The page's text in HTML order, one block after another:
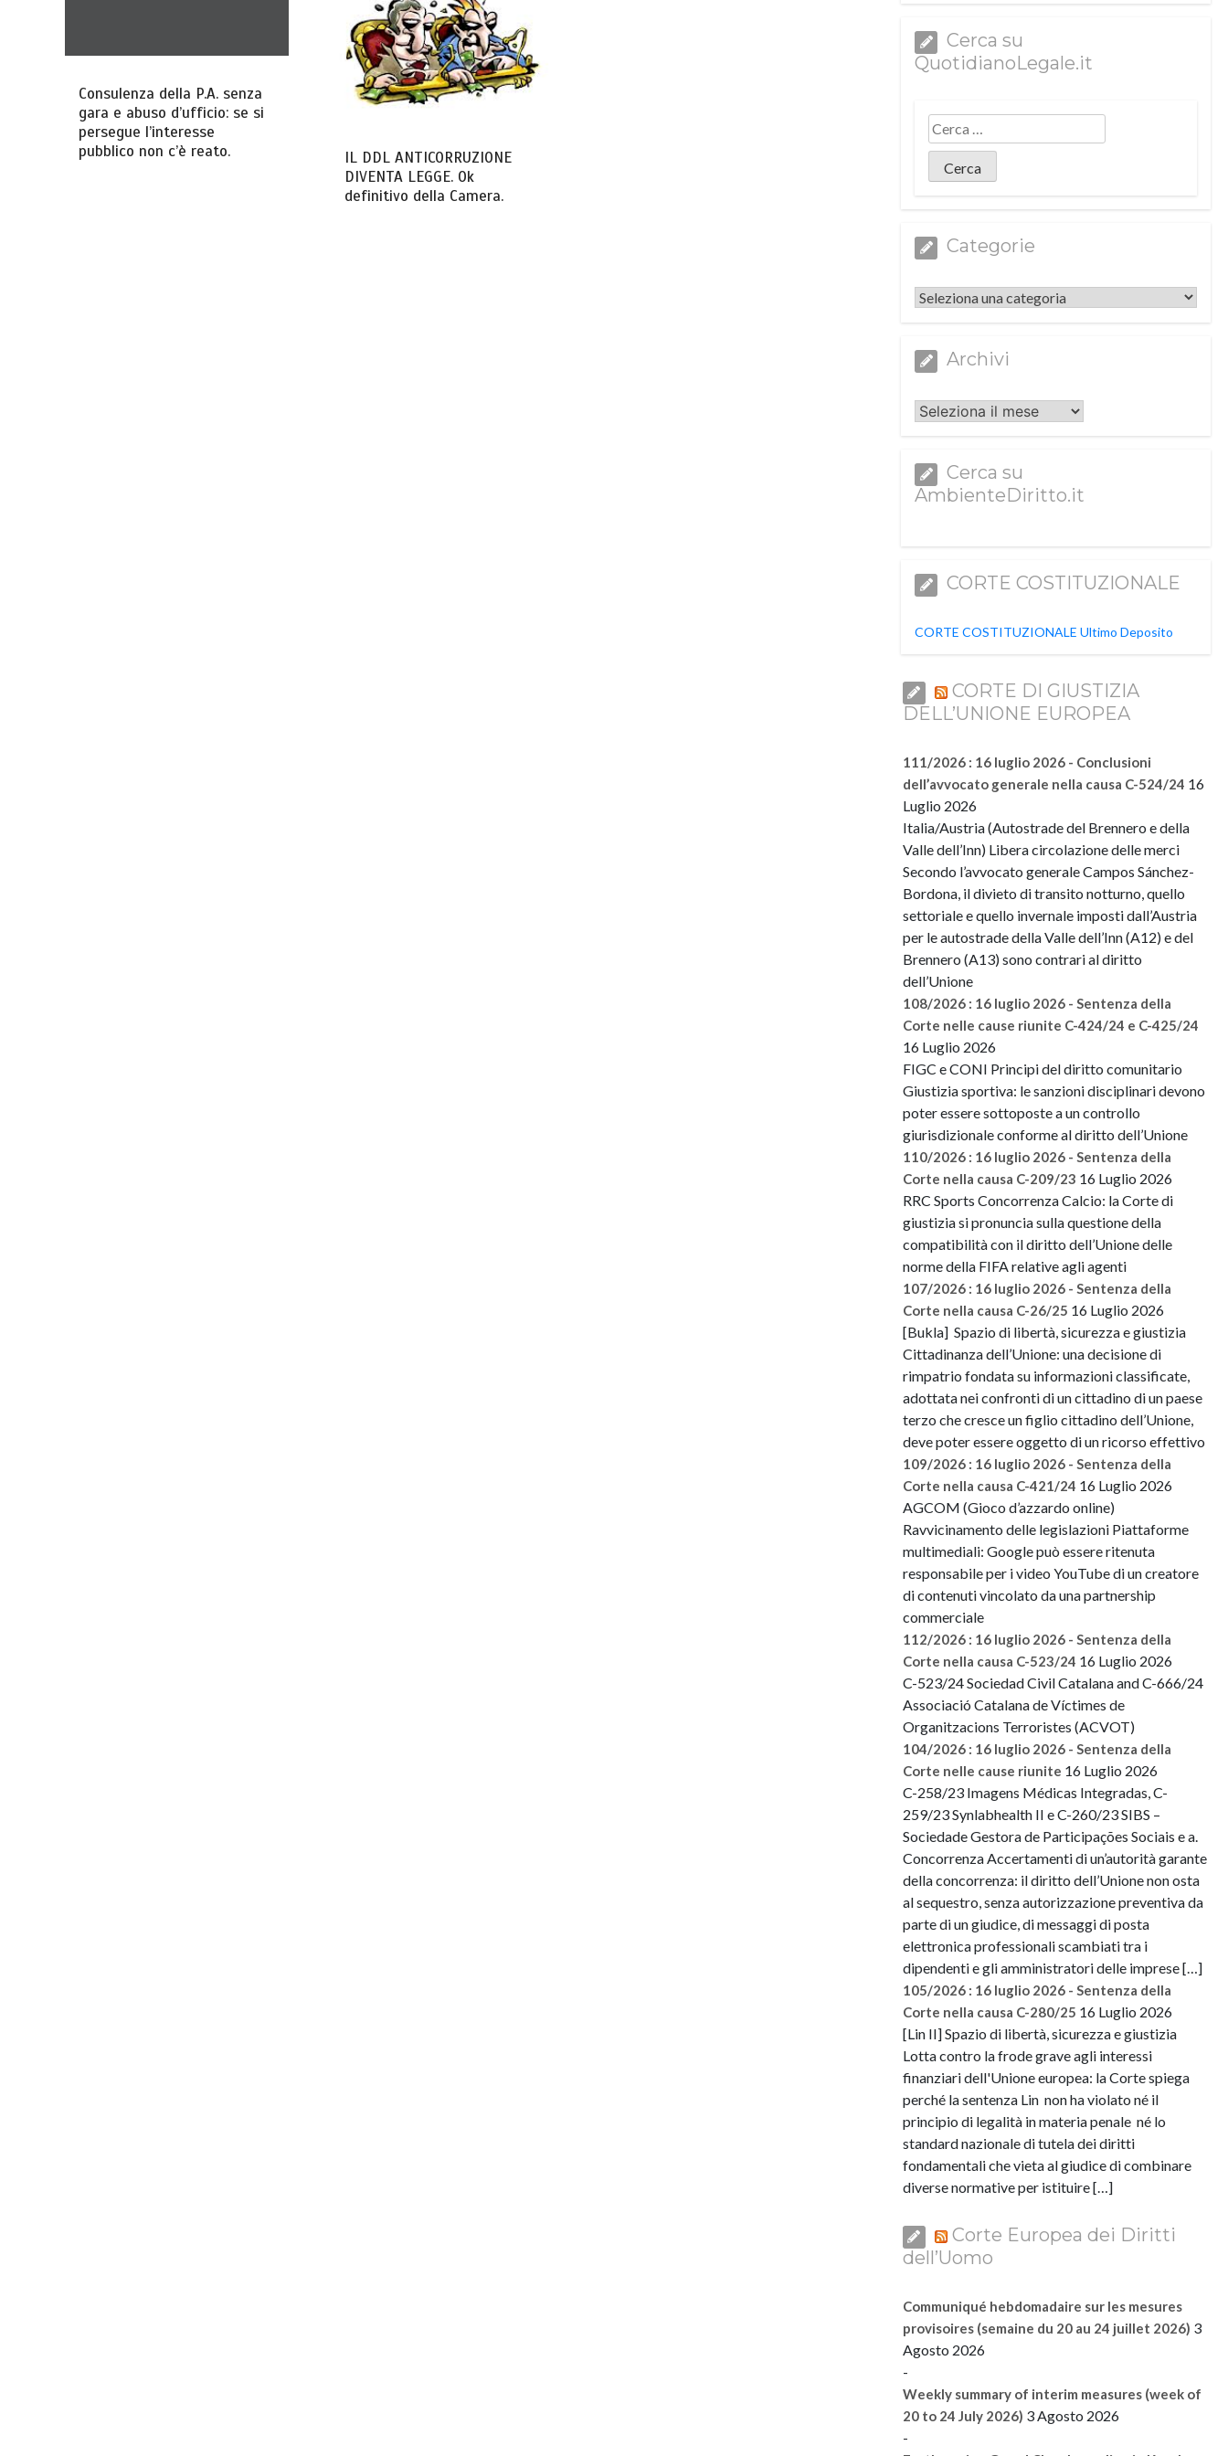
Consulenza della P.A. senza
gara e abuso d’ufficio: se si
persegue l’interesse
pubblico non c’è reato.
IL DDL ANTICORRUZIONE
DIVENTA LEGGE. Ok
definitivo della Camera.
Cerca su
QuotidianoLegale.it
Categorie
Categorie
Archivi
Archivi
Cerca su
AmbienteDiritto.it
CORTE COSTITUZIONALE
CORTE COSTITUZIONALE Ultimo Deposito
CORTE DI GIUSTIZIA
DELL’UNIONE EUROPEA
111/2026 : 16 luglio 2026 - Conclusioni
dell’avvocato generale nella causa C-524/24 16
Luglio 2026
Italia/Austria (Autostrade del Brennero e della
Valle dell’Inn) Libera circolazione delle merci
Secondo l’avvocato generale Campos Sánchez-
Bordona, il divieto di transito notturno, quello
settoriale e quello invernale imposti dall’Austria
per le autostrade della Valle dell’Inn (A12) e del
Brennero (A13) sono contrari al diritto
dell’Unione
108/2026 : 16 luglio 2026 - Sentenza della
Corte nelle cause riunite C-424/24 e C-425/24
16 Luglio 2026
FIGC e CONI Principi del diritto comunitario
Giustizia sportiva: le sanzioni disciplinari devono
poter essere sottoposte a un controllo
giurisdizionale conforme al diritto dell’Unione
110/2026 : 16 luglio 2026 - Sentenza della
Corte nella causa C-209/23 16 Luglio 2026
RRC Sports Concorrenza Calcio: la Corte di
giustizia si pronuncia sulla questione della
compatibilità con il diritto dell’Unione delle
norme della FIFA relative agli agenti
107/2026 : 16 luglio 2026 - Sentenza della
Corte nella causa C-26/25 16 Luglio 2026
[Bukla] Spazio di libertà, sicurezza e giustizia
Cittadinanza dell’Unione: una decisione di
rimpatrio fondata su informazioni classificate,
adottata nei confronti di un cittadino di un paese
terzo che cresce un figlio cittadino dell’Unione,
deve poter essere oggetto di un ricorso effettivo
109/2026 : 16 luglio 2026 - Sentenza della
Corte nella causa C-421/24 16 Luglio 2026
AGCOM (Gioco d’azzardo online)
Ravvicinamento delle legislazioni Piattaforme
multimediali: Google può essere ritenuta
responsabile per i video YouTube di un creatore
di contenuti vincolato da una partnership
commerciale
112/2026 : 16 luglio 2026 - Sentenza della
Corte nella causa C-523/24 16 Luglio 2026
C-523/24 Sociedad Civil Catalana and C-666/24
Associació Catalana de Víctimes de
Organitzacions Terroristes (ACVOT)
104/2026 : 16 luglio 2026 - Sentenza della
Corte nelle cause riunite 16 Luglio 2026
C-258/23 Imagens Médicas Integradas, C-
259/23 Synlabhealth II e C-260/23 SIBS –
Sociedade Gestora de Participações Sociais e a.
Concorrenza Accertamenti di un’autorità garante
della concorrenza: il diritto dell’Unione non osta
al sequestro, senza autorizzazione preventiva da
parte di un giudice, di messaggi di posta
elettronica professionali scambiati tra i
dipendenti e gli amministratori delle imprese […]
105/2026 : 16 luglio 2026 - Sentenza della
Corte nella causa C-280/25 16 Luglio 2026
[Lin II] Spazio di libertà, sicurezza e giustizia
Lotta contro la frode grave agli interessi
finanziari dell'Unione europea: la Corte spiega
perché la sentenza Lin non ha violato né il
principio di legalità in materia penale né lo
standard nazionale di tutela dei diritti
fondamentali che vieta al giudice di combinare
diverse normative per istituire […]
Corte Europea dei Diritti
dell’Uomo
Communiqué hebdomadaire sur les mesures
provisoires (semaine du 20 au 24 juillet 2026) 3
Agosto 2026
-
Weekly summary of interim measures (week of
20 to 24 July 2026) 3 Agosto 2026
-